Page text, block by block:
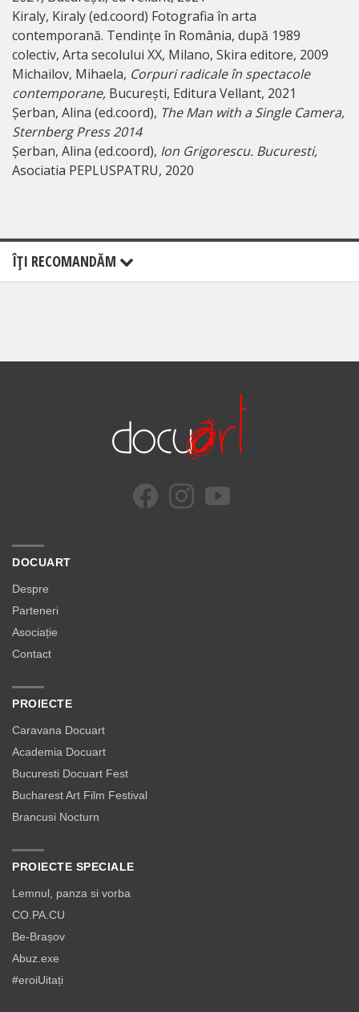
Kiraly, Kiraly (ed.coord) Fotografia în arta
contemporană. Tendințe în România, după 1989
colectiv, Arta secolului XX, Milano, Skira editore, 2009
Michailov, Mihaela, Corpuri radicale în spectacole
contemporane, București, Editura Vellant, 2021
Șerban, Alina (ed.coord), The Man with a Single Camera,
Sternberg Press 2014
Șerban, Alina (ed.coord), Ion Grigorescu. Bucuresti,
Asociatia PEPLUSPATRU, 2020
ÎŢI RECOMANDĂM
DOCUART
Despre
Parteneri
Asociație
Contact
PROIECTE
Caravana Docuart
Academia Docuart
Bucuresti Docuart Fest
Bucharest Art Film Festival
Brancusi Nocturn
PROIECTE SPECIALE
Lemnul, panza si vorba
CO.PA.CU
Be-Brașov
Abuz.exe
#eroiUitați